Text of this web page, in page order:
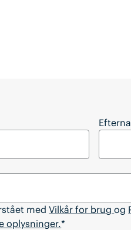
hele artiklen?
medVilkår for brugog
oplysninger.*